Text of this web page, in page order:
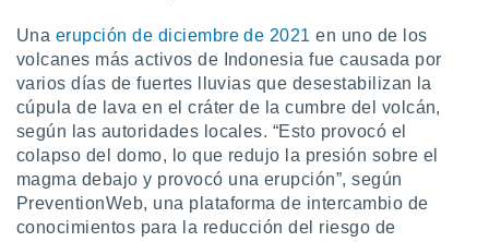
Una erupción de diciembre de 2021 en uno de los
volcanes más activos de Indonesia fue causada por
varios días de fuertes lluvias que desestabilizan la
cúpula de lava en el cráter de la cumbre del volcán,
según las autoridades locales. “Esto provocó el
colapso del domo, lo que redujo la presión sobre el
magma debajo y provocó una erupción”, según
PreventionWeb, una plataforma de intercambio de
conocimientos para la reducción del riesgo de